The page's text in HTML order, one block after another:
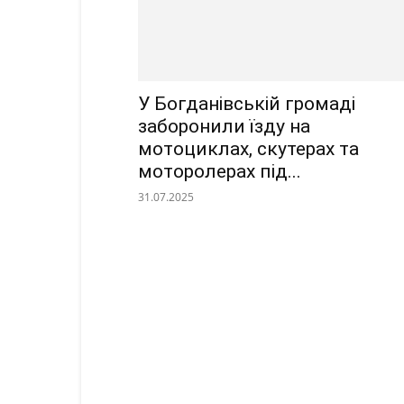
У Богданівській громаді
заборонили їзду на
мотоциклах, скутерах та
моторолерах під...
31.07.2025